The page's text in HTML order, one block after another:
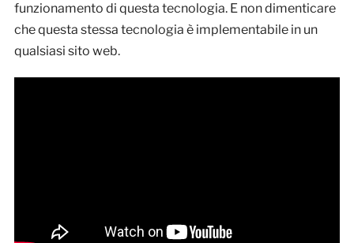
funzionamento di questa tecnologia. E non dimenticare
che questa stessa tecnologia è implementabile in un
qualsiasi sito web.